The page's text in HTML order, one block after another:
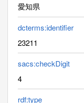
愛知県
dcterms:identifier
23211
sacs:checkDigit
4
rdf:type